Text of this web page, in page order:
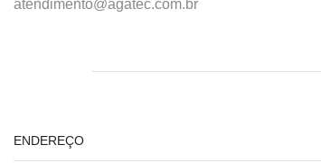
atendimento@agatec.com.br
ENDEREÇO